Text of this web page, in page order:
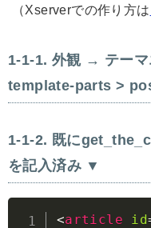
（Xserverでの作り方は
外観 → テー
template-parts >
既に
を記入済み ▼
<article id